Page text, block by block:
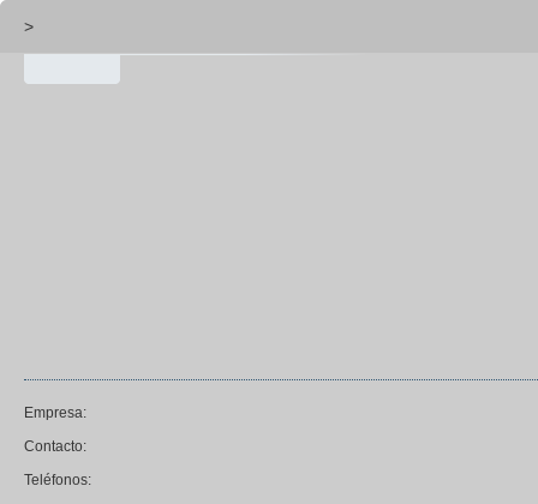
>
Empresa:
Contacto:
Teléfonos: